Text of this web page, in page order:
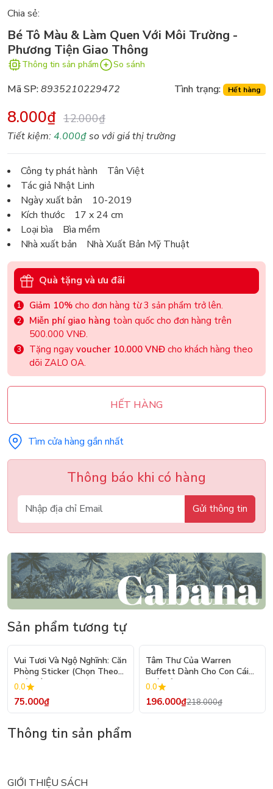
Chia sẻ:
Bé Tô Màu & Làm Quen Với Môi Trường -
Phương Tiện Giao Thông
Thông tin sản phẩm So sánh
Mã SP:8935210229472 Tình trạng: Hết hàng
8.000₫ 12.000₫
Tiết kiệm:4.000₫so với giá thị trường
Công ty phát hành Tân Việt
Tác giả Nhật Linh
Ngày xuất bản 10-2019
Kích thước 17 x 24 cm
Loại bìa Bìa mềm
Nhà xuất bản Nhà Xuất Bản Mỹ Thuật
Quà tặng và ưu đãi
Giảm 10% cho đơn hàng từ 3 sản phẩm trở lên.
Miễn phí giao hàng toàn quốc cho đơn hàng trên
500.000 VNĐ.
Tặng ngay voucher 10.000 VNĐ cho khách hàng theo
dõi ZALO OA.
HẾT HÀNG
Tìm cửa hàng gần nhất
Thông báo khi có hàng
Gửi thông tin
Sản phẩm tương tự
Vui Tươi Và Ngộ Nghĩnh: Căn
Phòng Sticker (Chọn Theo
Chủ Đề) - Hơn 250 Sticker
0.0
75.000₫
Tâm Thư Của Warren
Buffett Dành Cho Con Cái
(Tái Bản 2026)
0.0
196.000₫218.000₫
Thông tin sản phẩm
GIỚI THIỆU SÁCH